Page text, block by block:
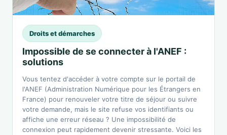
Droits et démarches
Impossible de se connecter à l'ANEF :
solutions
Vous tentez d'accéder à votre compte sur le portail de
l'ANEF (Administration Numérique pour les Étrangers en
France) pour renouveler votre titre de séjour ou suivre
votre demande, mais le site refuse vos identifiants ou
affiche une erreur réseau ? Une impossibilité de
connexion peut rapidement devenir stressante. Voici les